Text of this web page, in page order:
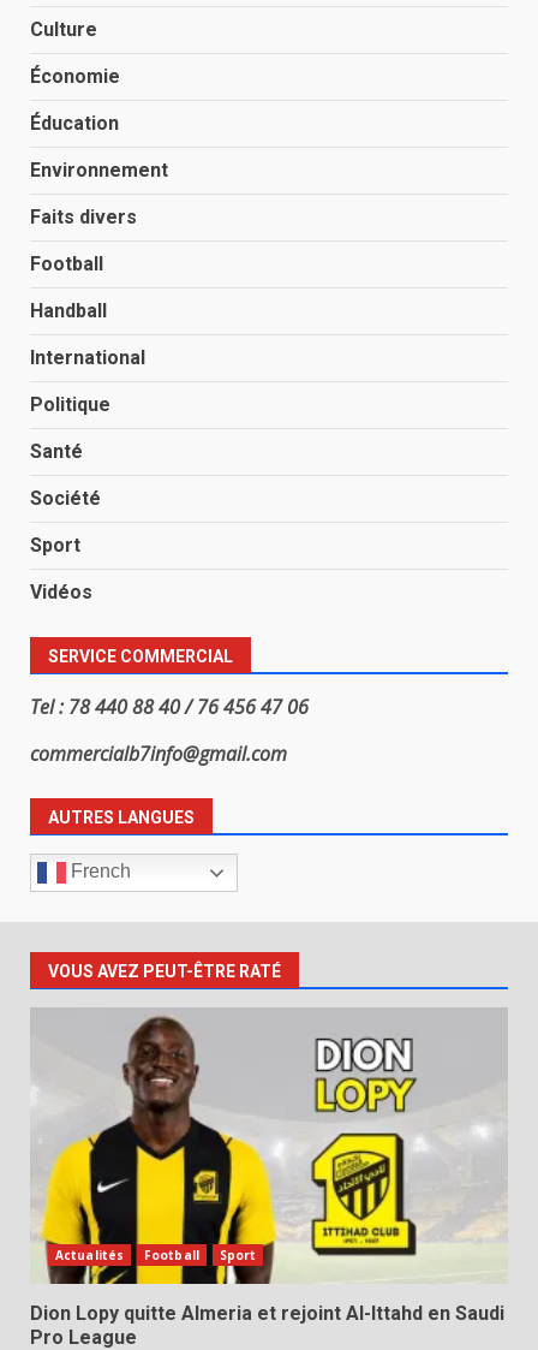
Culture
Économie
Éducation
Environnement
Faits divers
Football
Handball
International
Politique
Santé
Société
Sport
Vidéos
SERVICE COMMERCIAL
Tel : 78 440 88 40 / 76 456 47 06
commercialb7info@gmail.com
AUTRES LANGUES
French
VOUS AVEZ PEUT-ÊTRE RATÉ
Actualités Football Sport
Dion Lopy quitte Almeria et rejoint Al-Ittahd en Saudi
Pro League